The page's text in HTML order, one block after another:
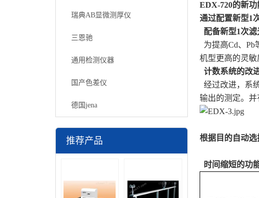
瑞典AB显微测厚仪
三恩驰
通用检测仪器
国产色差仪
德国jena
推荐产品
EDX-720的新功
通过配置新型1
配备新型1次滤
为提高Cd、
机型更高的灵敏
计数系统的改
经过改进，系
输出的测定。并
PVC 树
根据目的自动选
时间缩短的功